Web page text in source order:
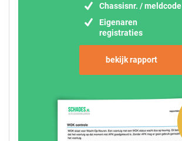
Chassisnr. / meldcode
Eigenaren
registraties
bekijk rapport